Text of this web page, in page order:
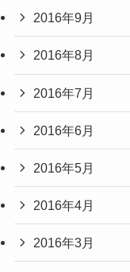
2016年9月
2016年8月
2016年7月
2016年6月
2016年5月
2016年4月
2016年3月